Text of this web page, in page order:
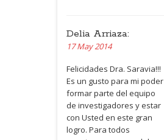
Delia Arriaza:
17 May 2014
Felicidades Dra. Saravia!!!
Es un gusto para mi poder
formar parte del equipo
de investigadores y estar
con Usted en este gran
logro. Para todos